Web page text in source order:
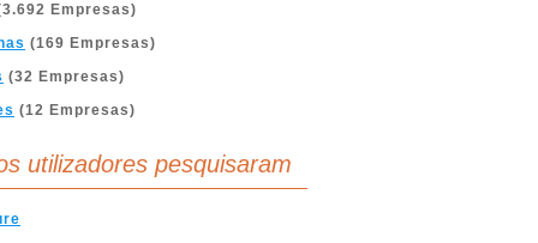
Empresas)
(169 Empresas)
(32 Empresas)
(12 Empresas)
utilizadores pesquisaram